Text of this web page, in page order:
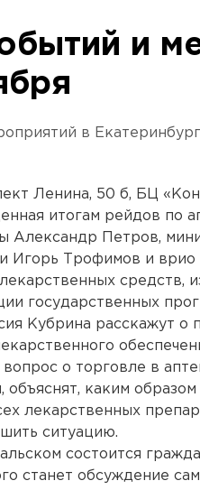
и
в
Ленина, 50 б, БЦ
итогам рейдов по
Александр Петров,
Игорь Трофимов и врио
средств,
государственных
Кубрина расскажут о
вопрос о торговле в
каким образом
лекарственных
ситуацию.
состоится
станет обсуждение